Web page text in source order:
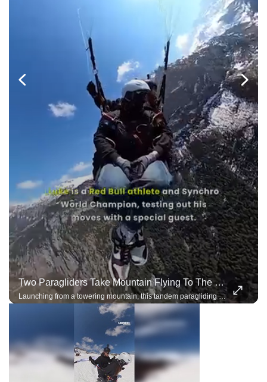
Two Paragliders Take Mountain Flying To The Next Level
Launching from a towering mountain, this tandem paragliding team performs breathtaking acro maneuvers under a single wing, demonstrating incredible trust, precision, and control.